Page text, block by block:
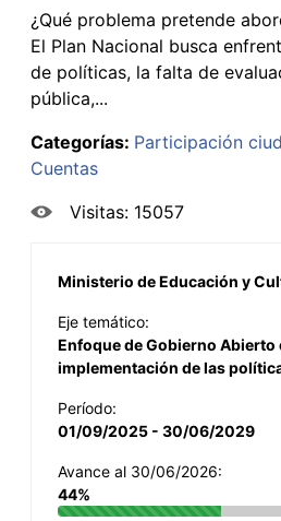
¿Qué problema pretende
El Plan Nacional busca
de políticas, la falta de
pública,...
Categorías: Participación
Cuentas
Visitas: 15057
Ministerio de Educación y
Eje temático:
Enfoque de Gobierno Abierto
implementación de las
Período:
01/09/2025 - 30/06/2029
Avance al 30/06/2026:
44%